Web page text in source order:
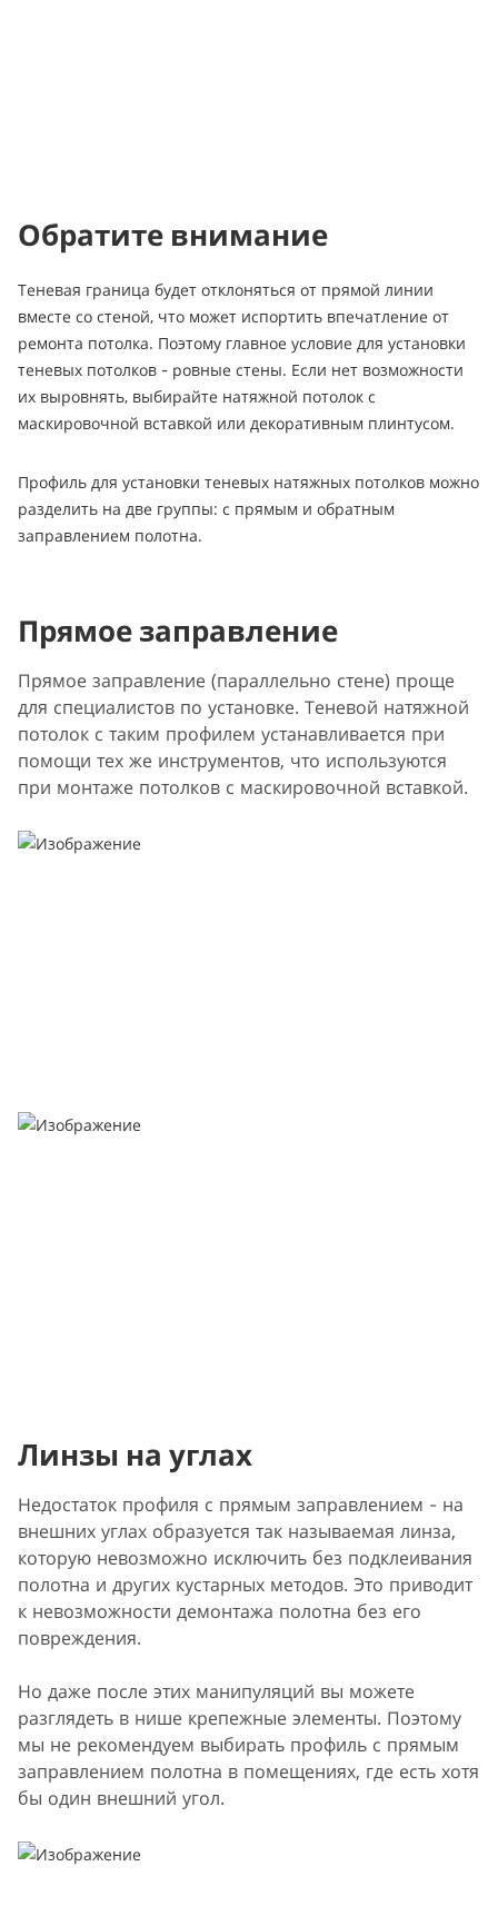
Обратите внимание
Теневая граница будет отклоняться от прямой линии
вместе со стеной, что может испортить впечатление от
ремонта потолка. Поэтому главное условие для установки
теневых потолков - ровные стены. Если нет возможности
их выровнять, выбирайте натяжной потолок с
маскировочной вставкой или декоративным плинтусом.
Профиль для установки теневых натяжных потолков можно
разделить на две группы: с прямым и обратным
заправлением полотна.
Прямое заправление
Прямое заправление (параллельно стене) проще
для специалистов по установке. Теневой натяжной
потолок с таким профилем устанавливается при
помощи тех же инструментов, что используются
при монтаже потолков с маскировочной вставкой.
Линзы на углах
Недостаток профиля с прямым заправлением - на
внешних углах образуется так называемая линза,
которую невозможно исключить без подклеивания
полотна и других кустарных методов. Это приводит
к невозможности демонтажа полотна без его
повреждения.
Но даже после этих манипуляций вы можете
разглядеть в нише крепежные элементы. Поэтому
мы не рекомендуем выбирать профиль с прямым
заправлением полотна в помещениях, где есть хотя
бы один внешний угол.